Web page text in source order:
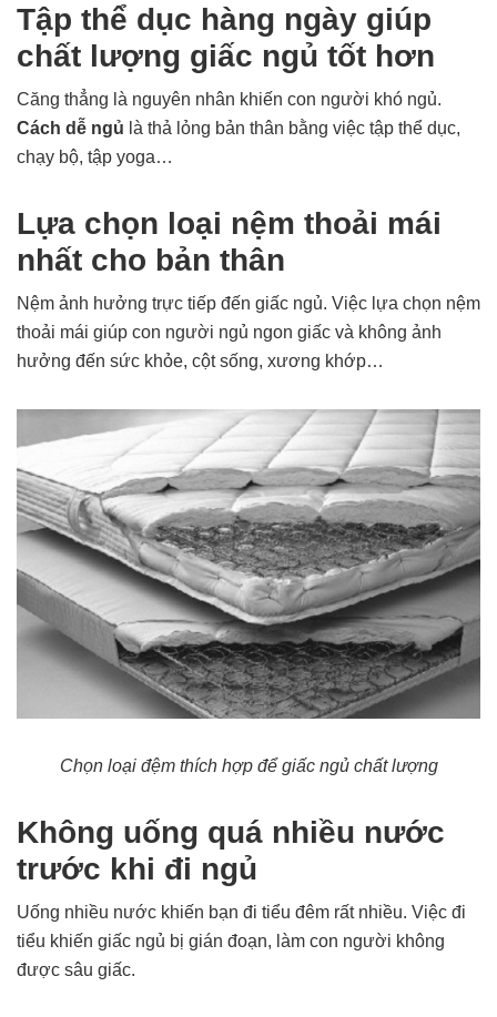
Tập thể dục hàng ngày giúp
chất lượng giấc ngủ tốt hơn
Căng thẳng là nguyên nhân khiến con người khó ngủ.
Cách dễ ngủ là thả lỏng bản thân bằng việc tập thể dục,
chạy bộ, tập yoga…
Lựa chọn loại nệm thoải mái
nhất cho bản thân
Nệm ảnh hưởng trực tiếp đến giấc ngủ. Việc lựa chọn nệm
thoải mái giúp con người ngủ ngon giấc và không ảnh
hưởng đến sức khỏe, cột sống, xương khớp…
Chọn loại đệm thích hợp để giấc ngủ chất lượng
Không uống quá nhiều nước
trước khi đi ngủ
Uống nhiều nước khiến bạn đi tiểu đêm rất nhiều. Việc đi
tiểu khiến giấc ngủ bị gián đoạn, làm con người không
được sâu giấc.